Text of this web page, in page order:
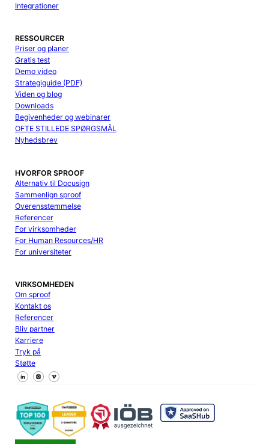
Integrationer
RESSOURCER
Priser og planer
Gratis test
Demo video
Strategiguide (PDF)
Viden og blog
Downloads
Begivenheder og webinarer
OFTE STILLEDE SPØRGSMÅL
Nyhedsbrev
HVORFOR SPROOF
Alternativ til Docusign
Sammenlign sproof
Overensstemmelse
Referencer
For virksomheder
For Human Resources/HR
For universiteter
VIRKSOMHEDEN
Om sproof
Kontakt os
Referencer
Bliv partner
Karriere
Tryk på
Støtte
Følg os på Facebook
Følg os på X
Følg os på LinkedIn